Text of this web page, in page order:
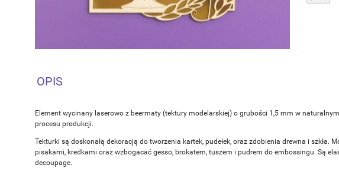
OPIS
Element wycinany laserowo z beermaty (tektury modelarskiej) o grubości 1,5 mm w
procesu produkcji.
Tekturki są doskonałą dekoracją do tworzenia kartek, pudełek, oraz zdobienia drewna i
pisakami, kredkami oraz wzbogacać gesso, brokatem, tuszem i pudrem do embossingu. Są
decoupage.